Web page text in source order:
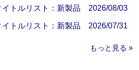
イトルリスト：新製品 2026/08/03
イトルリスト：新製品 2026/07/31
もっと見る »